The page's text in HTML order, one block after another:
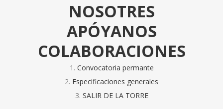
NOSOTRES
APÓYANOS
COLABORACIONES
Convocatoria permante
Especificaciones generales
SALIR DE LA TORRE